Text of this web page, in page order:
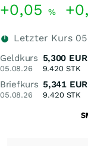
+0,05 %
Letzter Kurs
Geldkurs
05.08.26
5,300 EUR
9.420STK
Briefkurs
05.08.26
5,341 EUR
9.420STK